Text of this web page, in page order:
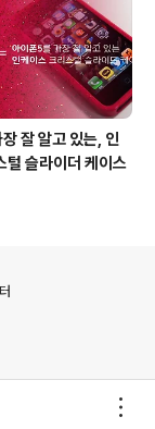
잘 알고 있는, 인
털 슬라이더 케이스